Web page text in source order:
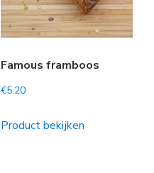
Famous framboos
€5.20
Product bekijken